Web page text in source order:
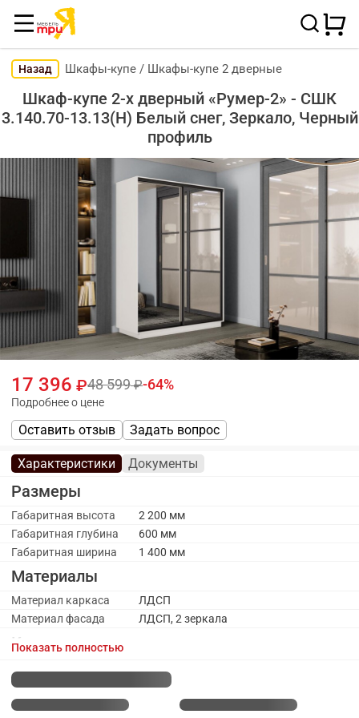
Назад Шкафы-купе / Шкафы-купе 2 дверные
Шкаф-купе 2-х дверный «Румер-2» - СШК
3.140.70-13.13(Н) Белый снег, Зеркало, Черный
профиль
17 396 48 599 64
Подробнее о цене
Оставить отзыв Задать вопрос
Характеристики Документы
Размеры
Габаритная высота
2 200 мм
Габаритная глубина
600 мм
Габаритная ширина
1 400 мм
Материалы
Материал каркаса
ЛДСП
Материал фасада
ЛДСП, 2 зеркала
Каркас
ЛДСП
Наполнение
Полки ЛДСП, штанга
Показать полностью